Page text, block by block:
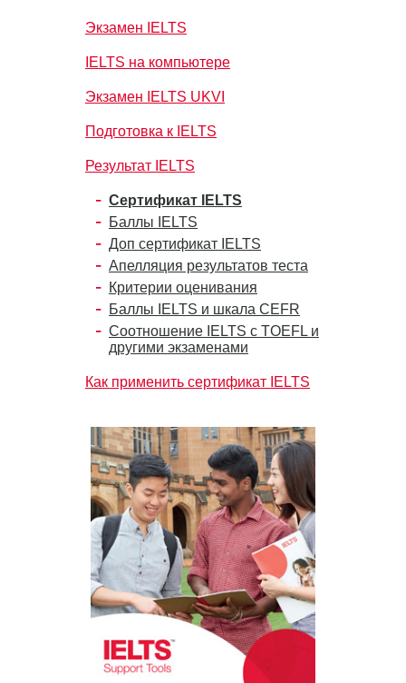
Экзамен IELTS
IELTS на компьютере
Экзамен IELTS UKVI
Подготовка к IELTS
Результат IELTS
Сертификат IELTS
Баллы IELTS
Доп сертификат IELTS
Апелляция результатов теста
Критерии оценивания
Баллы IELTS и шкала CEFR
Соотношение IELTS с TOEFL и
другими экзаменами
Как применить сертификат IELTS